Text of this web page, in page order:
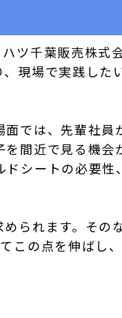
ツ千葉販売株式
現場で実践した
では、先輩社員
間近で見る機会
シートの必要性
られます。その
この点を伸ばし